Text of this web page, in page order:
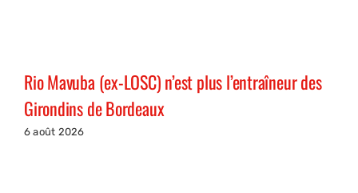
Rio Mavuba (ex-LOSC) n’est plus l’entraîneur des
Girondins de Bordeaux
6 août 2026